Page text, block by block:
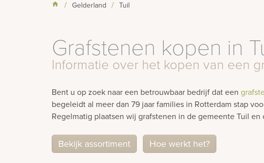
Gelderland Tuil
Grafstenen kopen in
Informatie over het kopen van een
Bent u op zoek naar een betrouwbaar bedrijf dat een
begeleidt al meer dan 79 jaar families in Rotterdam stap
Regelmatig plaatsen wij grafstenen in de gemeente Tuil en
Bekijk assortiment Hoe werkt het?